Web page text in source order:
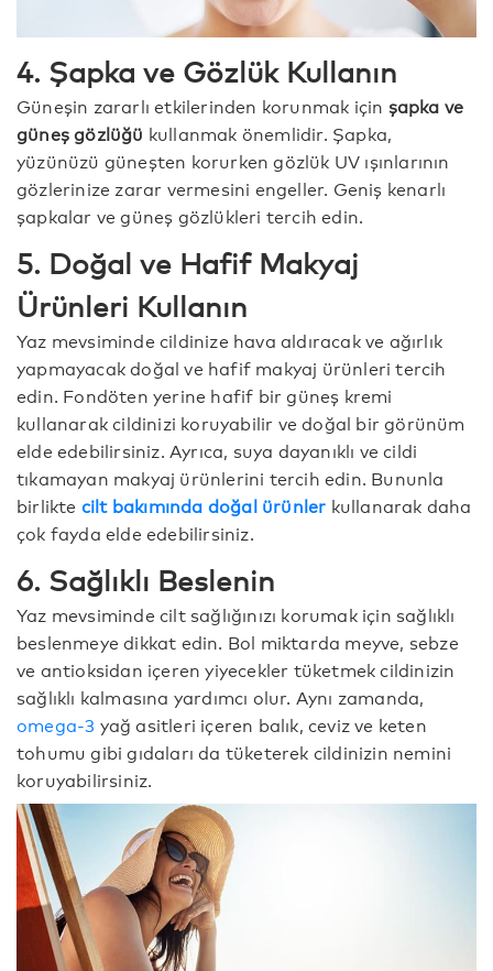
4. Şapka ve Gözlük Kullanın
Güneşin zararlı etkilerinden korunmak için şapka ve
güneş gözlüğü kullanmak önemlidir. Şapka,
yüzünüzü güneşten korurken gözlük UV ışınlarının
gözlerinize zarar vermesini engeller. Geniş kenarlı
şapkalar ve güneş gözlükleri tercih edin.
5. Doğal ve Hafif Makyaj
Ürünleri Kullanın
Yaz mevsiminde cildinize hava aldıracak ve ağırlık
yapmayacak doğal ve hafif makyaj ürünleri tercih
edin. Fondöten yerine hafif bir güneş kremi
kullanarak cildinizi koruyabilir ve doğal bir görünüm
elde edebilirsiniz. Ayrıca, suya dayanıklı ve cildi
tıkamayan makyaj ürünlerini tercih edin. Bununla
birlikte cilt bakımında doğal ürünler kullanarak daha
çok fayda elde edebilirsiniz.
6. Sağlıklı Beslenin
Yaz mevsiminde cilt sağlığınızı korumak için sağlıklı
beslenmeye dikkat edin. Bol miktarda meyve, sebze
ve antioksidan içeren yiyecekler tüketmek cildinizin
sağlıklı kalmasına yardımcı olur. Aynı zamanda,
omega-3 yağ asitleri içeren balık, ceviz ve keten
tohumu gibi gıdaları da tüketerek cildinizin nemini
koruyabilirsiniz.